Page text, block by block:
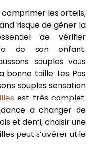
les orteils,
risque de gêner la
de vérifier
de son enfant.
souples vous
bonne taille. Les Pas
souples sensation
est très complet.
a changer de
et demi, choisir une
peut s’avérer utile